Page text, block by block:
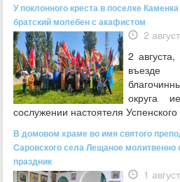
У поклонного креста в поселке
братский молебен с акафистом
2
2
въезде
округа
сослужении настоятеля
В домовом храме во имя святого
Саровского села Лещаное
праздник
1